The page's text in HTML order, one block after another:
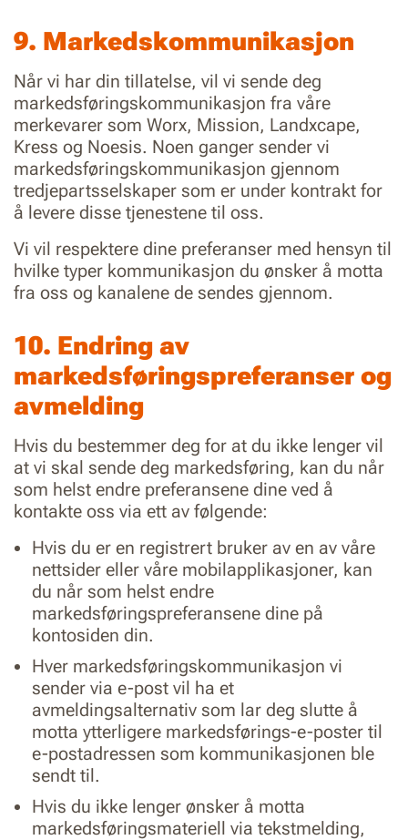
9. Markedskommunikasjon
Når vi har din tillatelse, vil vi sende deg
markedsføringskommunikasjon fra våre
merkevarer som Worx, Mission, Landxcape,
Kress og Noesis. Noen ganger sender vi
markedsføringskommunikasjon gjennom
tredjepartsselskaper som er under kontrakt for
å levere disse tjenestene til oss.
Vi vil respektere dine preferanser med hensyn til
hvilke typer kommunikasjon du ønsker å motta
fra oss og kanalene de sendes gjennom.
10. Endring av
markedsføringspreferanser og
avmelding
Hvis du bestemmer deg for at du ikke lenger vil
at vi skal sende deg markedsføring, kan du når
som helst endre preferansene dine ved å
kontakte oss via ett av følgende:
Hvis du er en registrert bruker av en av våre
nettsider eller våre mobilapplikasjoner, kan
du når som helst endre
markedsføringspreferansene dine på
kontosiden din.
Hver markedsføringskommunikasjon vi
sender via e-post vil ha et
avmeldingsalternativ som lar deg slutte å
motta ytterligere markedsførings-e-poster til
e-postadressen som kommunikasjonen ble
sendt til.
Hvis du ikke lenger ønsker å motta
markedsføringsmateriell via tekstmelding,